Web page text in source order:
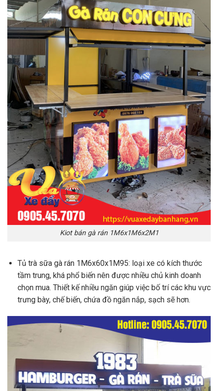
Kiot bán gà rán 1M6x1M6x2M1
Tủ trà sữa gà rán 1M6x60x1M95: loại xe có kích thước
tầm trung, khá phổ biến nên được nhiều chủ kinh doanh
chọn mua. Thiết kế nhiều ngăn giúp việc bố trí các khu vực
trưng bày, chế biến, chứa đồ ngăn nắp, sạch sẽ hơn.